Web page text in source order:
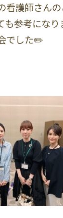
看護師さん
も参考になり
でした✏️